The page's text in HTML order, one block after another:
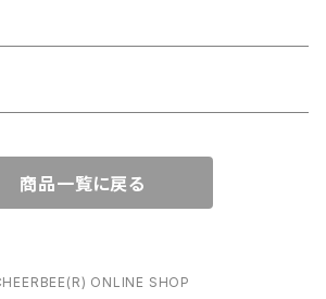
商品一覧に戻る
ONLINE SHOP